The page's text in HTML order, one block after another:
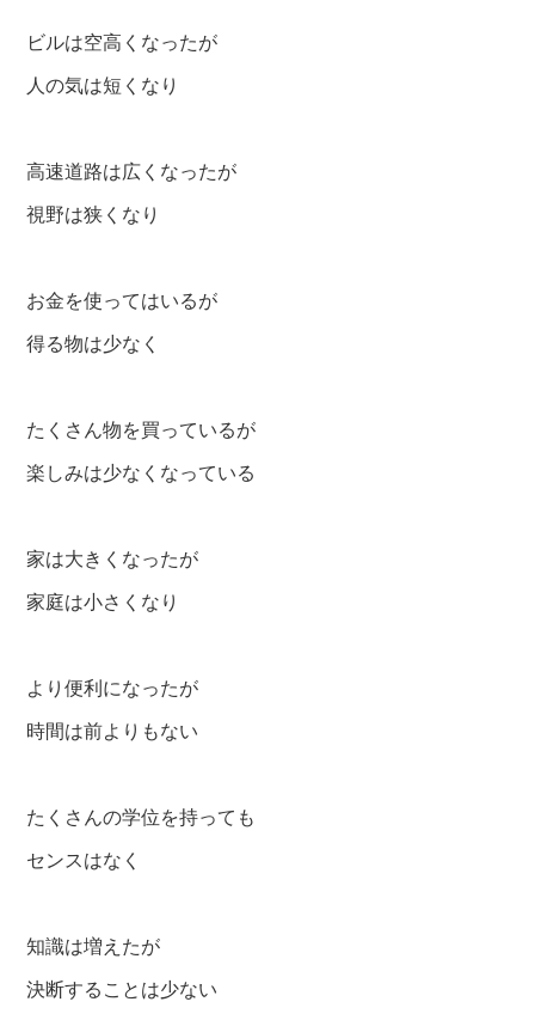
ビルは空高くなったが
人の気は短くなり
高速道路は広くなったが
視野は狭くなり
お金を使ってはいるが
得る物は少なく
たくさん物を買っているが
楽しみは少なくなっている
家は大きくなったが
家庭は小さくなり
より便利になったが
時間は前よりもない
たくさんの学位を持っても
センスはなく
知識は増えたが
決断することは少ない